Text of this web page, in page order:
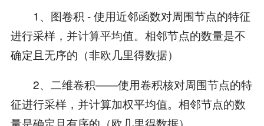
1、图卷积 - 使用近邻函数对周围节点的特征
进行采样，并计算平均值。相邻节点的数量是不
确定且无序的（非欧几里得数据）
2、二维卷积——使用卷积核对周围节点的特
征进行采样，并计算加权平均值。相邻节点的数